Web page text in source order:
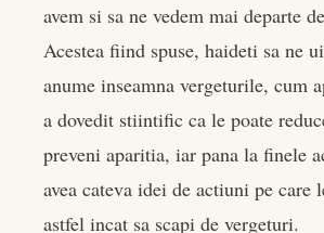
avem si sa ne vedem mai departe
Acestea fiind spuse, haideti sa ne
anume inseamna vergeturile, cum
a dovedit stiintific ca le poate
preveni aparitia, iar pana la finele
avea cateva idei de actiuni pe care
astfel incat sa scapi de vergeturi.